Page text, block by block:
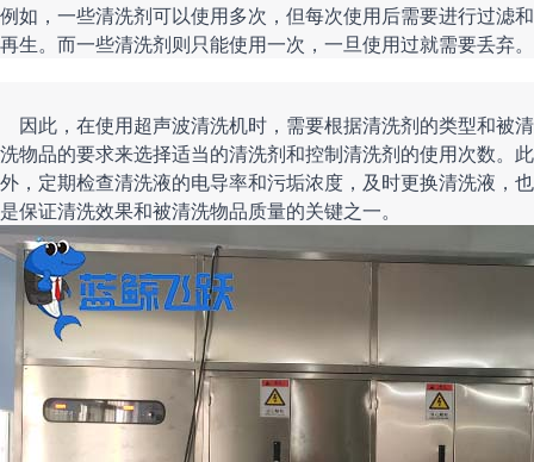
例如，一些清洗剂可以使用多次，但每次使用后需要进行过滤和
洗物品的要求来选择适当的清洗剂和控制清洗剂的使用次数。此
外，定期检查清洗液的电导率和污垢浓度，及时更换清洗液，也